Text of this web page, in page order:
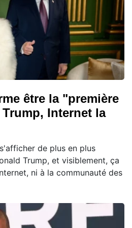
être la "première
Internet la
de plus en plus
Trump, et visiblement, ça
ni à la communauté des